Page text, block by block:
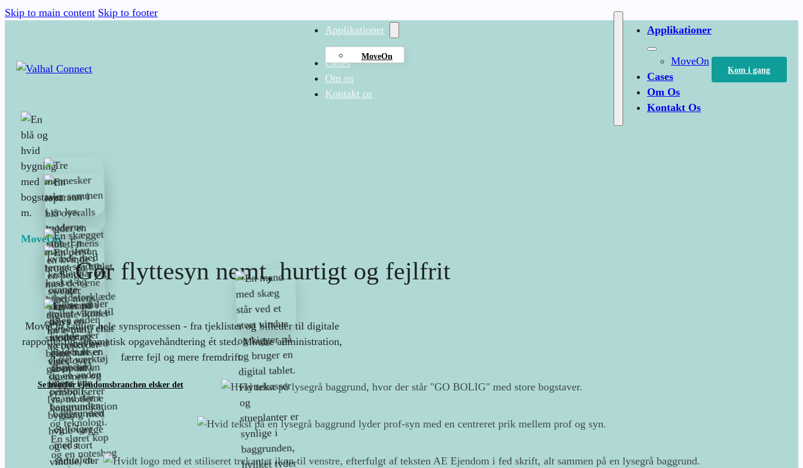
Skip to main content Skip to footer
Applikationer
MoveOn
Cases
Om os
Kontakt os
Applikationer
MoveOn
Cases
Om Os
Kontakt Os
Kom i gang
MoveOn
Gør flyttesyn nemt, hurtigt og fejlfrit
MoveOn samler hele synsprocessen - fra tjeklister og billeder til digitale
rapporter og automatisk opgavehåndtering ét sted. Mindre administration,
færre fejl og mere fremdrift.
Se hvorfor ejendomsbranchen elsker det